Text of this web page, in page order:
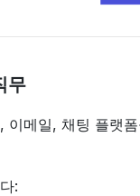
무
이메일, 채팅 플랫
: